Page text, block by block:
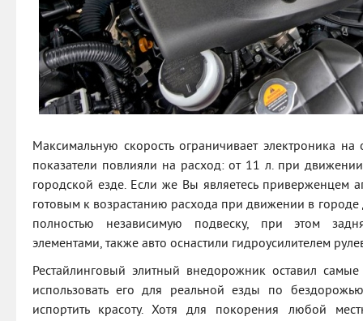
Максимальную скорость ограничивает электроника
показатели повлияли на расход: от 11 л. при
городской езде. Если же Вы являетесь приверженцем
готовым к возрастанию расхода при движении в городе
полностью независимую подвеску, при этом
элементами, также авто оснастили гидроусилителем
Рестайлинговый элитный внедорожник оставил
использовать его для реальной езды по
испортить красоту. Хотя для покорения любой